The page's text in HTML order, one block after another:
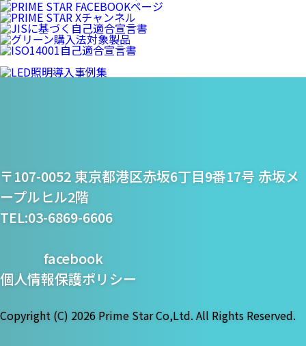
プライム・スター株式
会社
〒107-0052 東京都港区赤坂6丁目9番17号 赤坂メ
ープルヒル2階
TEL:03-6869-6606
facebook
個人情報保護ポリシー
Copyright (C) 2026 Prime Star Co,Ltd. All Rights Reserved.